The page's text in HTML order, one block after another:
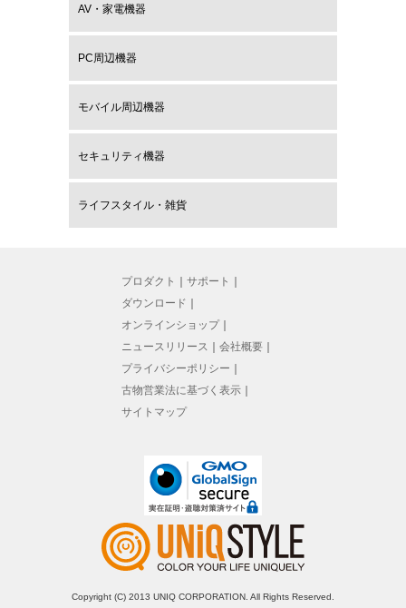
AV・家電機器
PC周辺機器
モバイル周辺機器
セキュリティ機器
ライフスタイル・雑貨
プロダクト ｜サポート
ダウンロード
オンラインショップ｜
ニュースリリース
｜会社概要
プライバシーポリシー
古物営業法に基づく表示
サイトマップ
Copyright (C) 2013 UNIQ CORPORATION. All Rights Reserved.